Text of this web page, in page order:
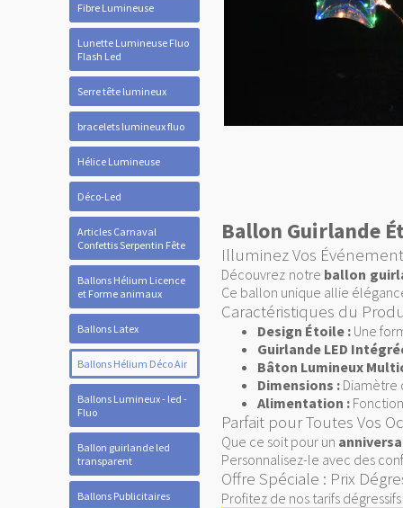
Fibre Lumineuse
Lunette Lumineuse Fluo
Flash Led
Serre tête lumineux
bracelets lumineux fluo
Hélice Lumineuse
Déco-Led
Articles Carnaval
Confettis Serpentin Fête
Ballons Hélium Licence
et Forme animaux
Ballons Latex
Ballons Hélium Déco Air
Ballons Lumineux - led -
Fluo
Ballon guirlande led
transparent
Ballons Publicitaires
Ballon Guirlande
Illuminez Vos
Découvrez notre ballon
Ce ballon unique allie
Caractéristiques du
Design Étoile : Une
Guirlande LED
Bâton Lumineux
Dimensions : Diamètre
Alimentation :
Parfait pour Toutes Vos
Que ce soit pour un
Personnalisez-le avec des
Offre Spéciale : Prix
Profitez de nos tarifs